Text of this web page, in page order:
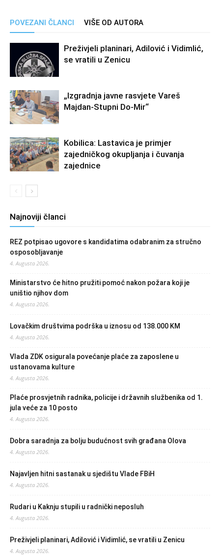
POVEZANI ČLANCI VIŠE OD AUTORA
Preživjeli planinari, Adilović i Vidimlić,
se vratili u Zenicu
„Izgradnja javne rasvjete Vareš
Majdan-Stupni Do-Mir“
Kobilica: Lastavica je primjer
zajedničkog okupljanja i čuvanja
zajednice
Najnoviji članci
REZ potpisao ugovore s kandidatima odabranim za stručno
osposobljavanje
4. Augusta 2026.
Ministarstvo će hitno pružiti pomoć nakon požara koji je
uništio njihov dom
4. Augusta 2026.
Lovačkim društvima podrška u iznosu od 138.000 KM
4. Augusta 2026.
Vlada ZDK osigurala povećanje plaće za zaposlene u
ustanovama kulture
4. Augusta 2026.
Plaće prosvjetnih radnika, policije i državnih službenika od 1.
jula veće za 10 posto
4. Augusta 2026.
Dobra saradnja za bolju budućnost svih građana Olova
4. Augusta 2026.
Najavljen hitni sastanak u sjedištu Vlade FBiH
4. Augusta 2026.
Rudari u Kaknju stupili u radnički neposluh
4. Augusta 2026.
Preživjeli planinari, Adilović i Vidimlić, se vratili u Zenicu
4. Augusta 2026.